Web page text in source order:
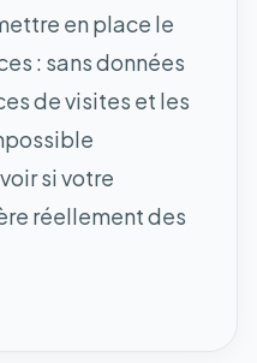
en place le
: sans données
de visites et les
si votre
réellement des